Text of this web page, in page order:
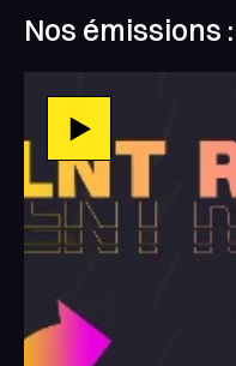
Nos émissions